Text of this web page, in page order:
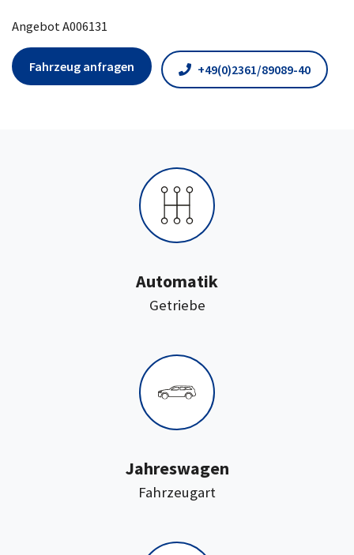
Angebot A006131
Fahrzeug anfragen +49(0)2361/89089-40
Getriebe:
Automatik
Fahrzeugart
Jahreswagen